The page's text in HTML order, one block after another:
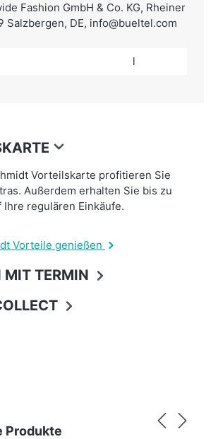
Fashion GmbH & Co. KG, Rheiner
Salzbergen, DE, info@bueltel.com
l
Vorteilskarte profitieren Sie
Außerdem erhalten Sie bis zu
Ihre regulären Einkäufe.
Vorteile genießen
MIT TERMIN
überspringen
Produkte